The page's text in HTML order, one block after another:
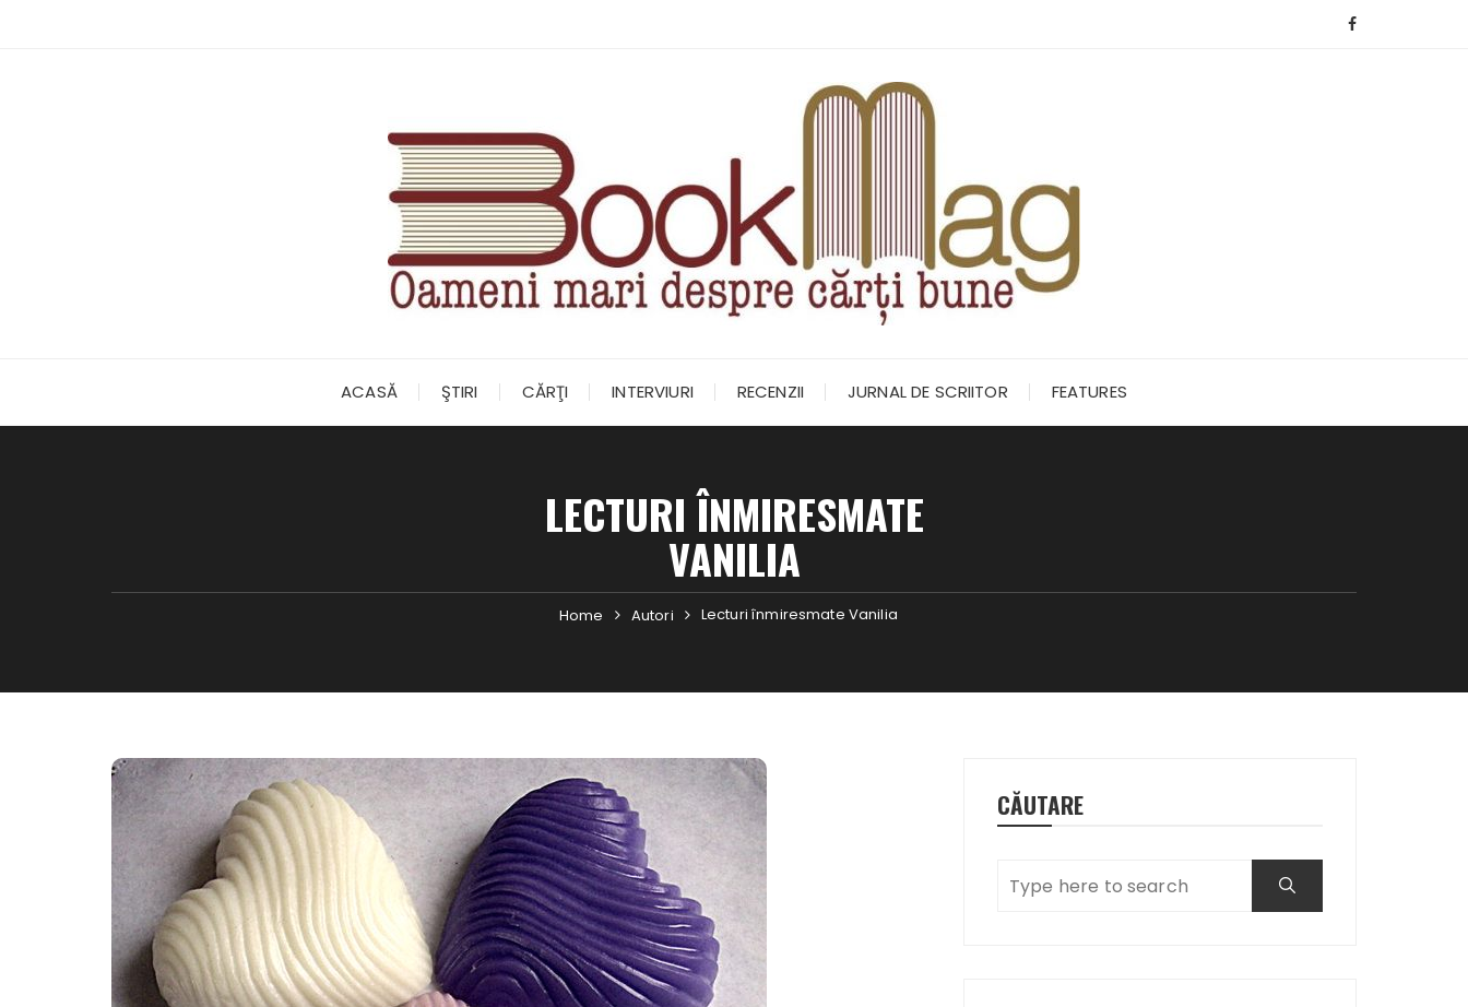
ACASĂ ŞTIRI CĂRŢI INTERVIURI RECENZII JURNAL DE SCRIITOR FEATURES
LECTURI ÎNMIRESMATE
VANILIA
Home Autori Lecturi înmiresmate Vanilia
CĂUTARE